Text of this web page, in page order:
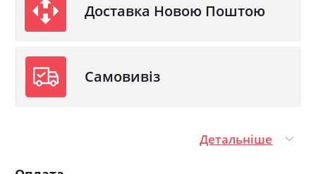
Доставка Новою Поштою
Самовивіз
Детальніше